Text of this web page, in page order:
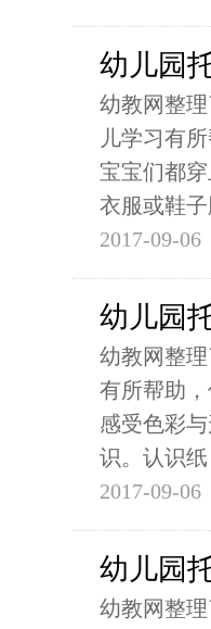
幼儿园
幼教网整
儿学习有
宝宝们都
衣服或鞋
2017-09-06
幼儿园
幼教网整
有所帮助
感受色彩
识。认识纸
2017-09-06
幼儿园
幼教网整